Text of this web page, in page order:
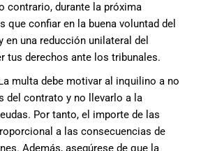
contrario, durante la próxima
que confiar en la buena voluntad del
una reducción unilateral del
tus derechos ante los tribunales.
La multa debe motivar al inquilino a no
del contrato y no llevarlo a la
Por tanto, el importe de las
a las consecuencias de